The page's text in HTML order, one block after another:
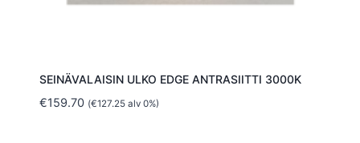
SEINÄVALAISIN ULKO EDGE ANTRASIITTI 3000K
€159.70 (€127.25alv 0%)